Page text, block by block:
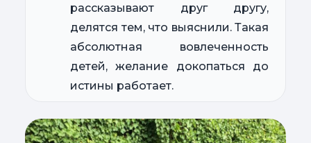
рассказывают друг другу,
делятся тем, что выяснили. Такая
абсолютная вовлеченность
детей, желание докопаться до
истины работает.